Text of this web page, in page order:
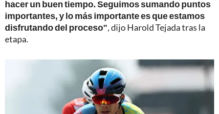
hacer un buen tiempo. Seguimos sumando puntos
importantes, y lo más importante es que estamos
disfrutando del proceso", dijo Harold Tejada tras la
etapa.